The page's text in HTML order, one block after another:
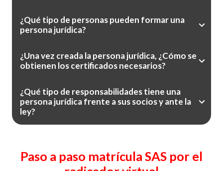
¿Qué tipo de personas pueden formar una
persona jurídica?
¿Una vez creada la persona jurídica, ¿Cómo se
obtienen los certificados necesarios?
¿Qué tipo de responsabilidades tiene una
persona jurídica frente a sus socios y ante la
ley?
Paso a paso matrícula SAS por el